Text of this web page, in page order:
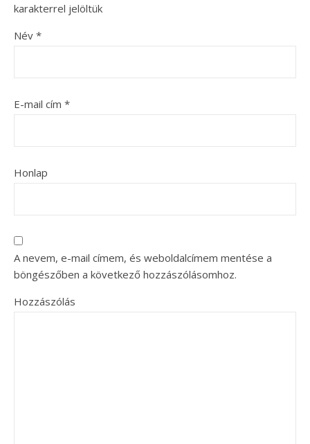
karakterrel jelöltük
Név *
E-mail cím *
Honlap
A nevem, e-mail címem, és weboldalcímem mentése a
böngészőben a következő hozzászólásomhoz.
Hozzászólás